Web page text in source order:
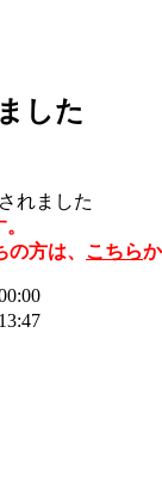
した
れました
方は、 こちら